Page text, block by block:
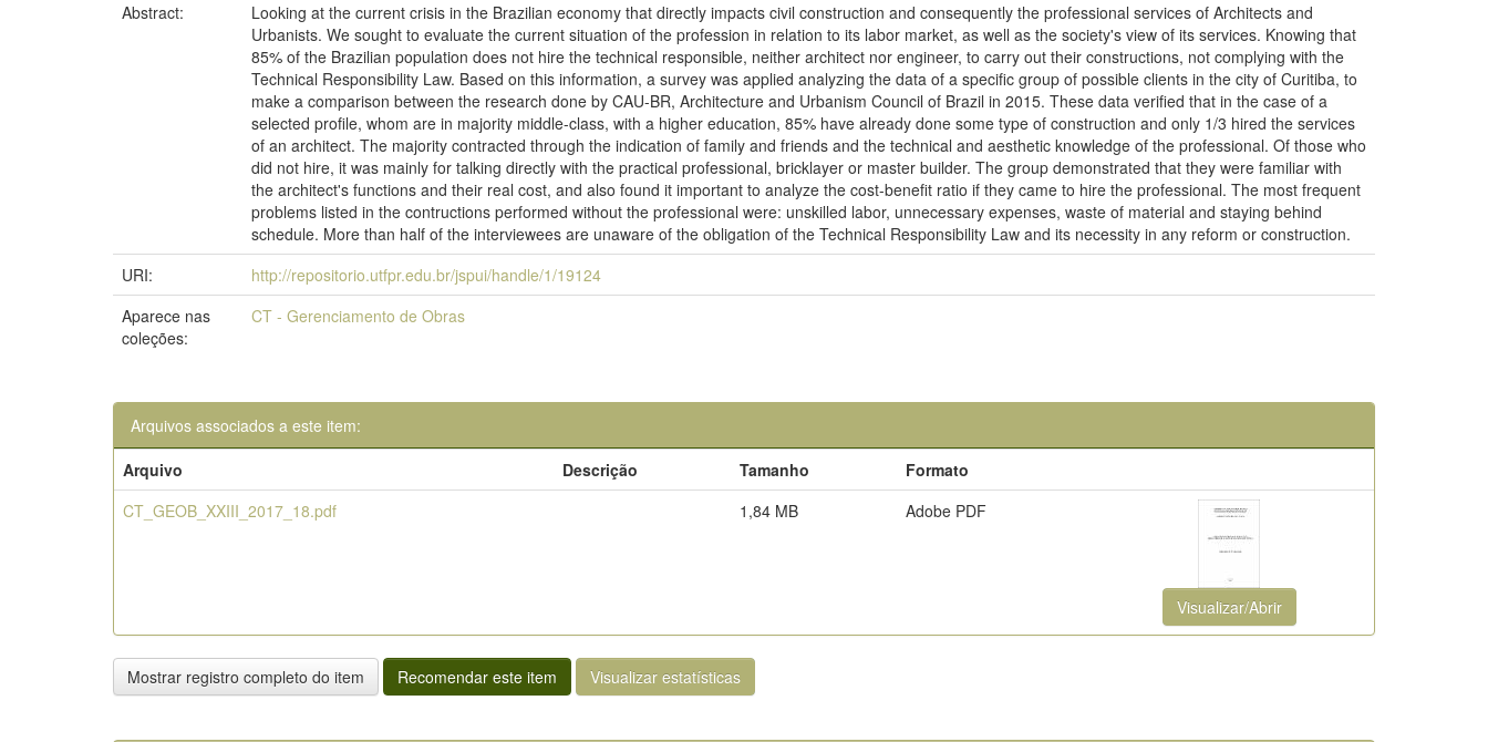
Abstract:
Looking at the current crisis in the Brazilian economy that directly impacts civil construction and consequently the professional services of Architects and
Urbanists. We sought to evaluate the current situation of the profession in relation to its labor market, as well as the society's view of its services. Knowing that
85% of the Brazilian population does not hire the technical responsible, neither architect nor engineer, to carry out their constructions, not complying with the
Technical Responsibility Law. Based on this information, a survey was applied analyzing the data of a specific group of possible clients in the city of Curitiba, to
make a comparison between the research done by CAU-BR, Architecture and Urbanism Council of Brazil in 2015. These data verified that in the case of a
selected profile, whom are in majority middle-class, with a higher education, 85% have already done some type of construction and only 1/3 hired the services
of an architect. The majority contracted through the indication of family and friends and the technical and aesthetic knowledge of the professional. Of those who
did not hire, it was mainly for talking directly with the practical professional, bricklayer or master builder. The group demonstrated that they were familiar with
the architect's functions and their real cost, and also found it important to analyze the cost-benefit ratio if they came to hire the professional. The most frequent
problems listed in the contructions performed without the professional were: unskilled labor, unnecessary expenses, waste of material and staying behind
schedule. More than half of the interviewees are unaware of the obligation of the Technical Responsibility Law and its necessity in any reform or construction.
URI:
http://repositorio.utfpr.edu.br/jspui/handle/1/19124
Aparece nas
coleções:
CT - Gerenciamento de Obras
Arquivos associados a este item:
Arquivo
Descrição Tamanho
Formato
CT_GEOB_XXIII_2017_18.pdf
1,84 MB Adobe PDF
Visualizar/Abrir
Mostrar registro completo do item Recomendar este item Visualizar estatísticas